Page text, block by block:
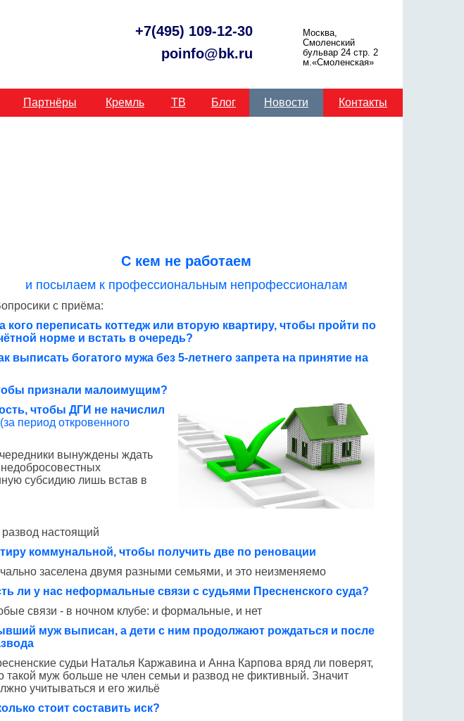
+7(495) 109-12-30
poinfo@bk.ru
Москва,
Смоленский
бульвар 24 стр. 2
м.«Смоленская»
Партнёры Кремль ТВ Блог Новости Контакты
С кем не работаем
и посылаем к профессиональным непрофессионалам
с приёма:
кого переписать коттедж или вторую квартиру, чтобы пройти по
норме и встать в очередь?
выписать богатого мужа без 5-летнего запрета на принятие на
признали малоимущим?
чтобы ДГИ не начислил
(за период откровенного
вынуждены ждать
субсидию лишь встав в
настоящий
коммунальной, чтобы получить две по реновации
заселена двумя разными семьями, и это неизменяемо
ли у нас неформальные связи с судьями Пресненского суда?
связи - в ночном клубе: и формальные, и нет
муж выписан, а дети с ним продолжают рождаться и после
судьи Наталья Каржавина и Анна Карпова вряд ли поверят,
такой муж больше не член семьи и развод не фиктивный. Значит
учитываться и его жильё
стоит составить иск?